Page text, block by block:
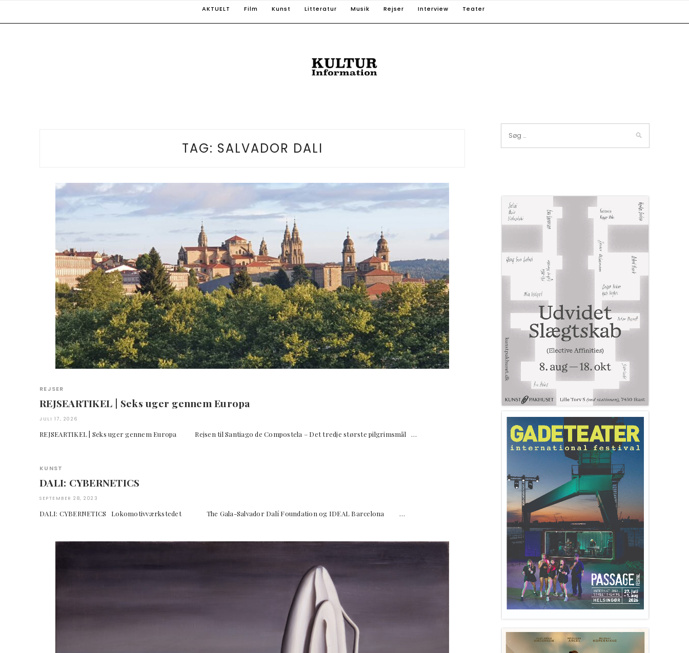
AKTUELT Film Kunst Litteratur Musik Rejser Interview Teater
TAG: SALVADOR DALI
REJSER
REJSEARTIKEL | Seks uger gennem Europa
JULI 17, 2026
REJSEARTIKEL | Seks uger gennem Europa Rejsen til Santiago de Compostela – Det tredje største pilgrimsmål …
KUNST
DALI: CYBERNETICS
SEPTEMBER 28, 2023
DALI: CYBERNETICS Lokomotivværkstedet The Gala-Salvador Dalí Foundation og IDEAL Barcelona …